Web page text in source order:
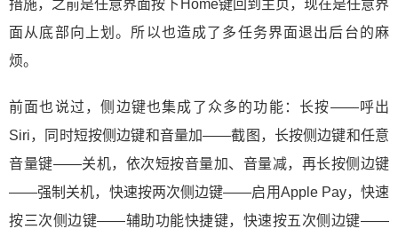
措施，之前是任意界面按下Home键回到主页，现在是任意界
面从底部向上划。所以也造成了多任务界面退出后台的麻
烦。
前面也说过，侧边键也集成了众多的功能：长按——呼出
Siri，同时短按侧边键和音量加——截图，长按侧边键和任意
音量键——关机，依次短按音量加、音量减，再长按侧边键
——强制关机，快速按两次侧边键——启用Apple Pay，快速
按三次侧边键——辅助功能快捷键，快速按五次侧边键——